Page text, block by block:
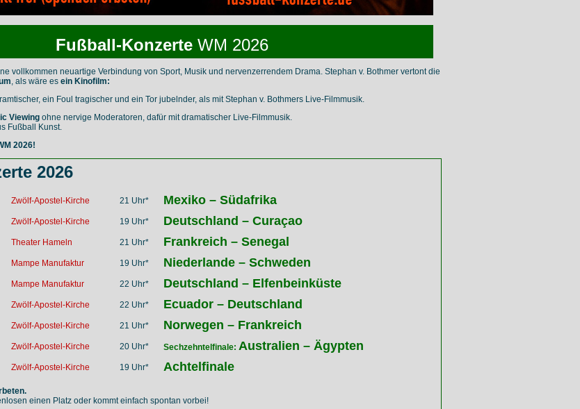
Fußball-Konzerte WM 2026
vollkommen neuartige Verbindung von Sport, Musik und nervenzerrendem Drama. Stephan v. Bothmer vertont die
, als wäre es ein Kinofilm:
ein Foul tragischer und ein Tor jubelnder, als mit Stephan v. Bothmers Live-Filmmusik.
Viewing ohne nervige Moderatoren, dafür mit dramatischer Live-Filmmusik.
Fußball Kunst.
2026!
2026
Zwölf-Apostel-Kirche 21 Uhr* Mexiko – Südafrika
Zwölf-Apostel-Kirche 19 Uhr* Deutschland – Curaçao
Theater Hameln 21 Uhr* Frankreich – Senegal
Mampe Manufaktur 19 Uhr* Niederlande – Schweden
Mampe Manufaktur 22 Uhr* Deutschland – Elfenbeinküste
Zwölf-Apostel-Kirche 22 Uhr* Ecuador – Deutschland
Zwölf-Apostel-Kirche 21 Uhr* Norwegen – Frankreich
Zwölf-Apostel-Kirche 20 Uhr* Sechzehntelfinale: Australien – Ägypten
Zwölf-Apostel-Kirche 19 Uhr* Achtelfinale
einen Platz oder kommt einfach spontan vorbei!